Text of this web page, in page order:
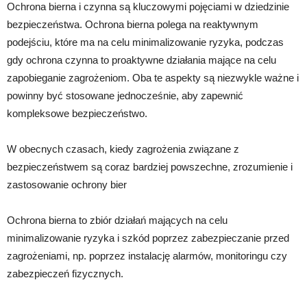
Ochrona bierna i czynna są kluczowymi pojęciami w dziedzinie
bezpieczeństwa. Ochrona bierna polega na reaktywnym
podejściu, które ma na celu minimalizowanie ryzyka, podczas
gdy ochrona czynna to proaktywne działania mające na celu
zapobieganie zagrożeniom. Oba te aspekty są niezwykle ważne i
powinny być stosowane jednocześnie, aby zapewnić
kompleksowe bezpieczeństwo.
W obecnych czasach, kiedy zagrożenia związane z
bezpieczeństwem są coraz bardziej powszechne, zrozumienie i
zastosowanie ochrony bier
Ochrona bierna to zbiór działań mających na celu
minimalizowanie ryzyka i szkód poprzez zabezpieczanie przed
zagrożeniami, np. poprzez instalację alarmów, monitoringu czy
zabezpieczeń fizycznych.